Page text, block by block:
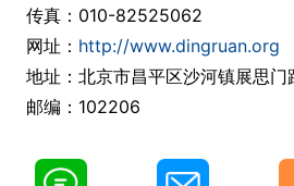
传真：010-82525062
网址： http://www.dingruan.org
地址：北京市昌平区沙河镇展思门
邮编：102206